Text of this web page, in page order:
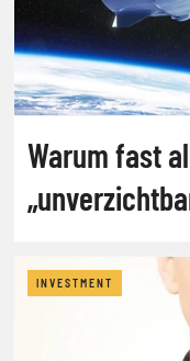
Warum fast
INVESTMENT